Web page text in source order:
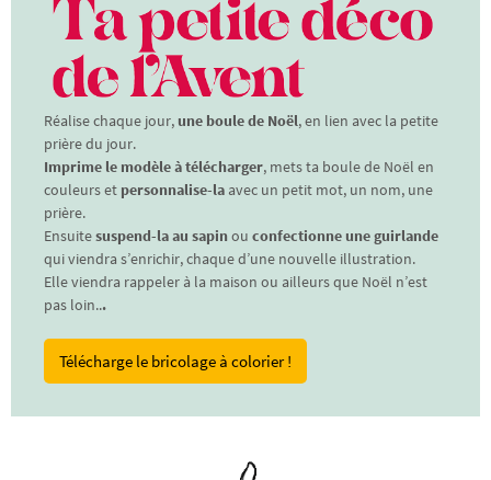
Réalise chaque jour, une boule de Noël, en lien avec la petite
prière du jour.
Imprime le modèle à télécharger, mets ta boule de Noël en
couleurs et personnalise-la avec un petit mot, un nom, une
prière.
Ensuitesuspend-la au sapinou confectionne une guirlande
qui viendra s’enrichir, chaque d’une nouvelle illustration.
Elle viendra rappeler à la maison ou ailleurs que Noël n’est
pas loin...
Télécharge le bricolage à colorier !